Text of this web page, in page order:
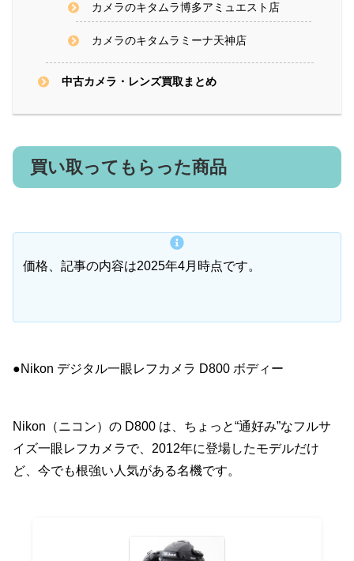
カメラのキタムラ博多アミュエスト店
カメラのキタムラミーナ天神店
中古カメラ・レンズ買取まとめ
買い取ってもらった商品
価格、記事の内容は2025年4月時点です。
●Nikon デジタル一眼レフカメラ D800 ボディー
Nikon（ニコン）の D800 は、ちょっと“通好み”なフルサ
イズ一眼レフカメラで、2012年に登場したモデルだけ
ど、今でも根強い人気がある名機です。